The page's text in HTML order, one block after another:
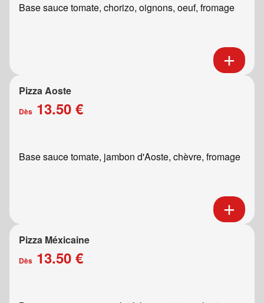
Base sauce tomate, chorizo, oignons, oeuf, fromage
Pizza Aoste
Dès 13.50 €
Base sauce tomate, jambon d'Aoste, chèvre, fromage
Pizza Méxicaine
Dès 13.50 €